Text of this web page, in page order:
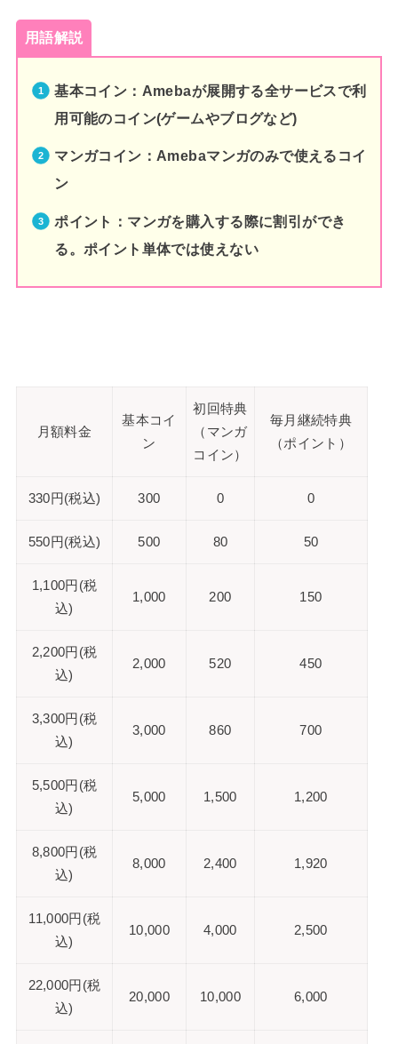
用語解説
基本コイン：Amebaが展開する全サービスで利
用可能のコイン(ゲームやブログなど)
マンガコイン：Amebaマンガのみで使えるコイ
ン
ポイント：マンガを購入する際に割引ができ
る。ポイント単体では使えない
月額料金
基本コイ
ン
初回特典
（マンガ
コイン）
毎月継続特典
（ポイント）
330円(税込) 300 0 0
550円(税込) 500 80 50
1,100円(税
込)
1,000 200 150
2,200円(税
込)
2,000 520 450
3,300円(税
込)
3,000 860 700
5,500円(税
込)
5,000 1,500 1,200
8,800円(税
込)
8,000 2,400 1,920
11,000円(税
込)
10,000 4,000 2,500
22,000円(税
込)
20,000 10,000 6,000